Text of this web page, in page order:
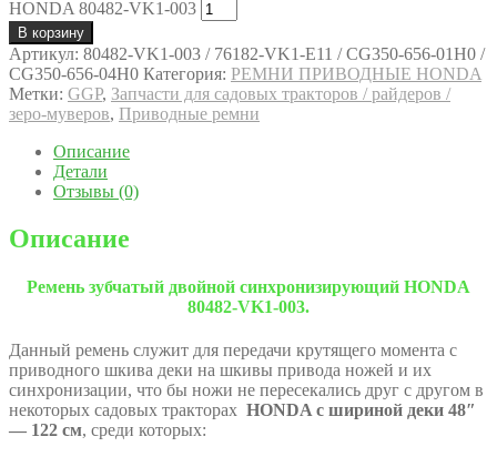
HONDA 80482-VK1-003
В корзину
Артикул: 80482-VK1-003 / 76182-VK1-E11 / CG350-656-01H0 /
CG350-656-04H0 Категория: РЕМНИ ПРИВОДНЫЕ HONDA
Метки: GGP, Запчасти для садовых тракторов / райдеров /
зеро-муверов, Приводные ремни
Описание
Детали
Отзывы (0)
Описание
Ремень зубчатый двойной синхронизирующий HONDA
80482-VK1-003.
Данный ремень служит для передачи крутящего момента с
приводного шкива деки на шкивы привода ножей и их
синхронизации, что бы ножи не пересекались друг с другом в
некоторых садовых тракторах HONDA с шириной деки 48″
— 122 см, среди которых: